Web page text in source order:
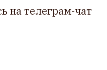
на телеграм-чат